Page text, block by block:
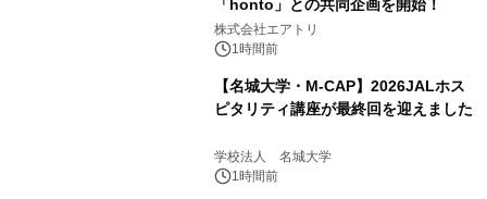
「honto」との共同企画を開始！
株式会社エアトリ
1時間前
【名城大学・M-CAP】2026JALホス
ピタリティ講座が最終回を迎えました
学校法人 名城大学
1時間前